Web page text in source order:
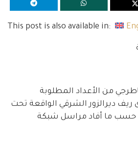
This post is also available in:
من الأعداد المطلوبة
ريف ديرالزور الشرقي الواقعة تحت
حسب ما أفاد مراسل شبكة